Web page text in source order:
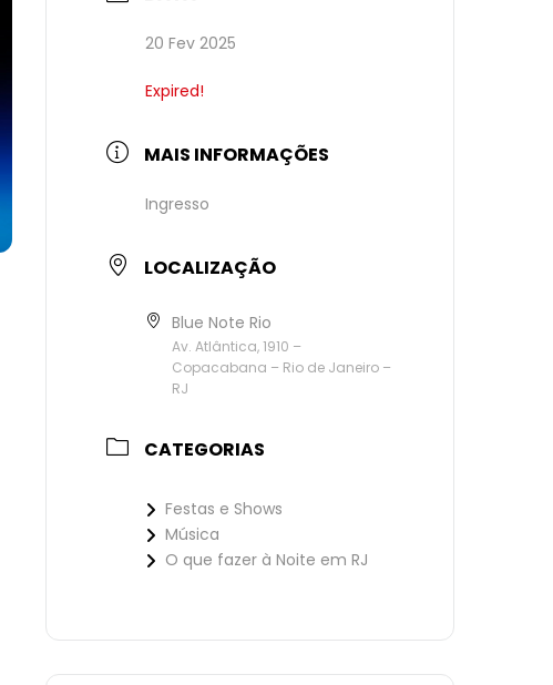
20 Fev 2025
Expired!
MAIS INFORMAÇÕES
Ingresso
LOCALIZAÇÃO
Blue Note Rio
Av. Atlântica, 1910 –
Copacabana – Rio de Janeiro –
RJ
CATEGORIAS
Festas e Shows
Música
O que fazer à Noite em RJ